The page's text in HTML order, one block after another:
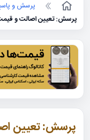
پرسش و
پرسش: تعیین اصالت و قیمت سکه 2 قرانی